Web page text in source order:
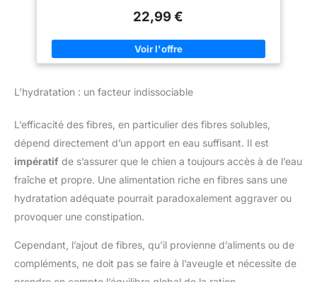
intestins sensibles, chats à
poils. ❤️ 🌡️ IDÉAL POUR :
chronique ou ponctuelle, colon
selles molles, post-
antibiotiques, changement de
pour favoriser l'élimination des
boules de poils. ❤️
jour. MP LABO INNOVANT PAR
NATURE : Chez MP Labo, notre
compagnie est au cœur de
inspirons chaque jour de la
bien-être. Ainsi, nous créons
manière respectueuse, éthique
et responsable et nous nous
engageons pour renforcer
l’harmonie entre l’Homme,
abdominales Format : sachet de 90 g Mode d'emploi : utilisez
vif. Conservation : conserver à température ambiante. Validité
sous emballage entier : 36 mois.
22,99 €
L’hydratation : un facteur indissociable
L’efficacité des fibres, en particulier des fibres solubles,
dépend directement d’un apport en eau suffisant. Il est
impératif de s’assurer que le chien a toujours accès à de l’eau
fraîche et propre. Une alimentation riche en fibres sans une
hydratation adéquate pourrait paradoxalement aggraver ou
provoquer une constipation.
Cependant, l’ajout de fibres, qu’il provienne d’aliments ou de
compléments, ne doit pas se faire à l’aveugle et nécessite de